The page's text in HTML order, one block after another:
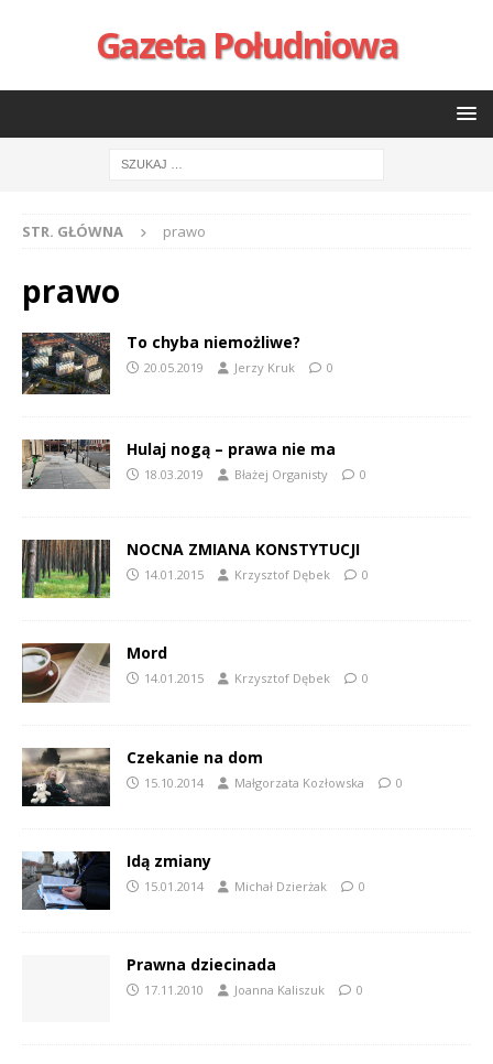
Gazeta Południowa
STR. GŁÓWNA prawo
prawo
To chyba niemożliwe?
20.05.2019 Jerzy Kruk 0
Hulaj nogą – prawa nie ma
18.03.2019 Błażej Organisty 0
NOCNA ZMIANA KONSTYTUCJI
14.01.2015 Krzysztof Dębek 0
Mord
14.01.2015 Krzysztof Dębek 0
Czekanie na dom
15.10.2014 Małgorzata Kozłowska 0
Idą zmiany
15.01.2014 Michał Dzierżak 0
Prawna dziecinada
17.11.2010 Joanna Kaliszuk 0